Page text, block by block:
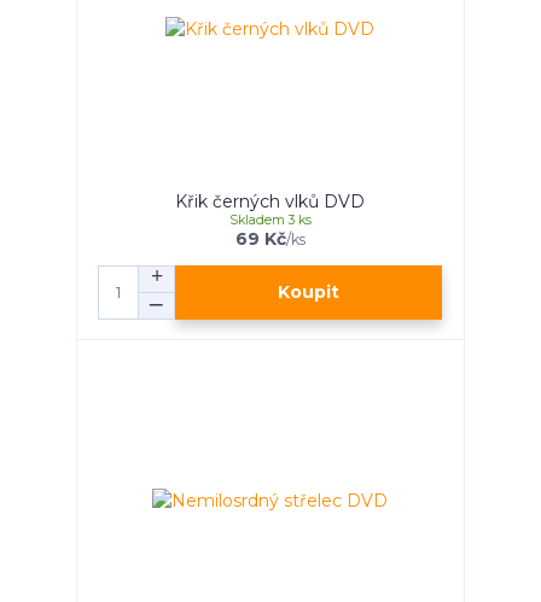
Křik černých vlků DVD
69 Kč/ks
Skladem 3 ks
Koupit